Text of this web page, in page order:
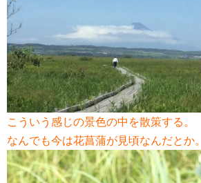
こういう感じの景色の中を散策する。
なんでも今は花菖蒲が見頃なんだとか。